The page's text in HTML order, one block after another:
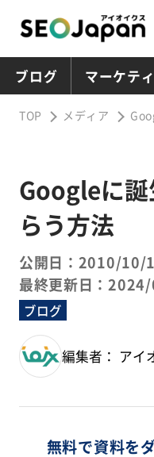
ブログ マーケテ
TOP メディア
Googleに
らう方法
公開日：2010/10/
最終更新日：
ブログ
編集者： アイ
無料で資料を